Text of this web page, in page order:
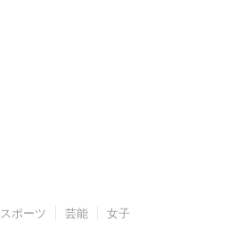
スポーツ 芸能 女子